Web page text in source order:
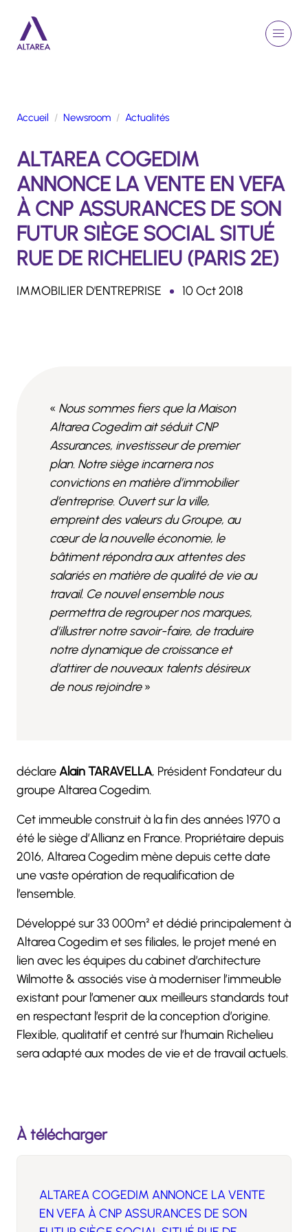
Menu
ACTIVITÉS
ENGAGEMENTS
TALENTS
FINANCE
NEWSROOM
PORTFOLIO
Rechercher
Accueil Newsroom Actualités
ALTAREA COGEDIM
ANNONCE LA VENTE EN VEFA
À CNP ASSURANCES DE SON
FUTUR SIÈGE SOCIAL SITUÉ
RUE DE RICHELIEU (PARIS 2E)
IMMOBILIER D'ENTREPRISE 10 Oct 2018
« Nous sommes fiers que la Maison
Altarea Cogedim ait séduit CNP
Assurances, investisseur de premier
plan. Notre siège incarnera nos
convictions en matière d’immobilier
d’entreprise. Ouvert sur la ville,
empreint des valeurs du Groupe, au
cœur de la nouvelle économie, le
bâtiment répondra aux attentes des
salariés en matière de qualité de vie au
travail. Ce nouvel ensemble nous
permettra de regrouper nos marques,
d’illustrer notre savoir-faire, de traduire
notre dynamique de croissance et
d’attirer de nouveaux talents désireux
de nous rejoindre»
déclareAlain TARAVELLA, Président Fondateur du
groupe Altarea Cogedim.
Cet immeuble construit à la fin des années 1970 a
été le siège d’Allianz en France. Propriétaire depuis
2016, Altarea Cogedim mène depuis cette date
une vaste opération de requalification de
l’ensemble.
Développé sur 33 000m² et dédié principalement à
Altarea Cogedim et ses filiales, le projet mené en
lien avec les équipes du cabinet d’architecture
Wilmotte & associés vise à moderniser l’immeuble
existant pour l’amener aux meilleurs standards tout
en respectant l’esprit de la conception d’origine.
Flexible, qualitatif et centré sur l’humain Richelieu
sera adapté aux modes de vie et de travail actuels.
À télécharger
ALTAREA COGEDIM ANNONCE LA VENTE
EN VEFA À CNP ASSURANCES DE SON